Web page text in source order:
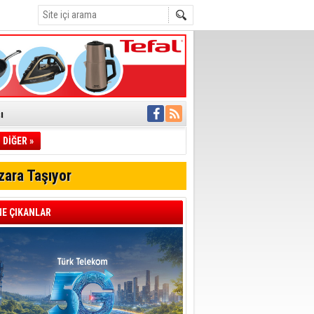
İletti
müdahale
Geçti
DİĞER »
Taşıyor
ÇIKANLAR